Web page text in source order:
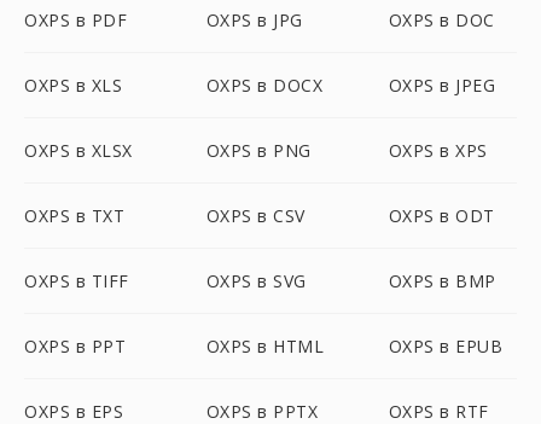
OXPS в PDF OXPS в JPG OXPS в DOC
OXPS в XLS OXPS в DOCX OXPS в JPEG
OXPS в XLSX OXPS в PNG OXPS в XPS
OXPS в TXT OXPS в CSV OXPS в ODT
OXPS в TIFF OXPS в SVG OXPS в BMP
OXPS в PPT OXPS в HTML OXPS в EPUB
OXPS в EPS OXPS в PPTX OXPS в RTF